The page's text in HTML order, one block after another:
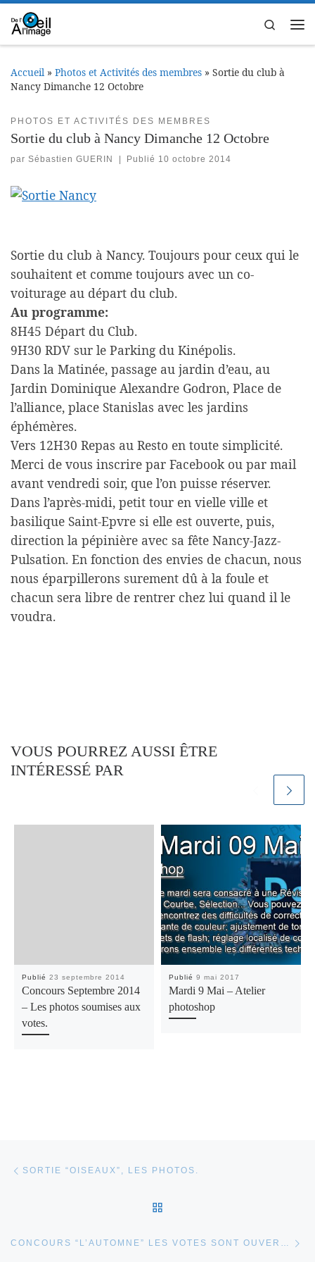
Passer au contenu
Search
Accueil » Photos et Activités des membres » Sortie du club à
Nancy Dimanche 12 Octobre
PHOTOS ET ACTIVITÉS DES MEMBRES
Sortie du club à Nancy Dimanche 12 Octobre
par Sébastien GUERIN Publié 10 octobre 2014
Sortie du club à Nancy. Toujours pour ceux qui le
souhaitent et comme toujours avec un co-
voiturage au départ du club.
Au programme:
8H45 Départ du Club.
9H30 RDV sur le Parking du Kinépolis.
Dans la Matinée, passage au jardin d’eau, au
Jardin Dominique Alexandre Godron, Place de
l’alliance, place Stanislas avec les jardins
éphémères.
Vers 12H30 Repas au Resto en toute simplicité.
Merci de vous inscrire par Facebook ou par mail
avant vendredi soir, que l’on puisse réserver.
Dans l’après-midi, petit tour en vielle ville et
basilique Saint-Epvre si elle est ouverte, puis,
direction la pépinière avec sa fête Nancy-Jazz-
Pulsation. En fonction des envies de chacun, nous
nous éparpillerons surement dû à la foule et
chacun sera libre de rentrer chez lui quand il le
voudra.
VOUS POURREZ AUSSI ÊTRE
INTÉRESSÉ PAR
Publié23 septembre 2014
Concours Septembre 2014
– Les photos soumises aux
votes.
Publié9 mai 2017
Mardi 9 Mai – Atelier
photoshop
SORTIE “OISEAUX”, LES PHOTOS.
CONCOURS “L’AUTOMNE” LES VOTES SONT OUVERTS, LES PHOTOS EN LICE!